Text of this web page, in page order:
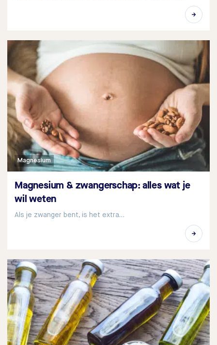
Magnesium
Magnesium & zwangerschap: alles wat je
wil weten
Als je zwanger bent, is het extra…